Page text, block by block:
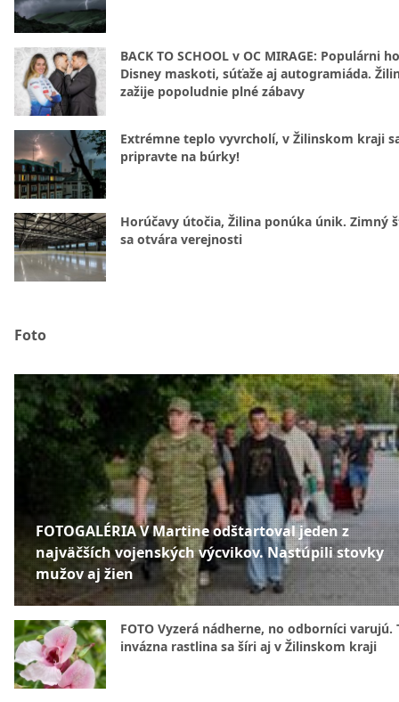
BACK TO SCHOOL v OC MIRAGE: Populárni
Disney maskoti, súťaže aj autogramiáda.
zažije popoludnie plné zábavy
Extrémne teplo vyvrcholí, v Žilinskom kraji
pripravte na búrky!
Horúčavy útočia, Žilina ponúka únik. Zimný
sa otvára verejnosti
Foto
FOTOGALÉRIA V Martine odštartoval jeden z
najväčších vojenských výcvikov. Nastúpili stovky
mužov aj žien
FOTO Vyzerá nádherne, no odborníci varujú.
invázna rastlina sa šíri aj v Žilinskom kraji